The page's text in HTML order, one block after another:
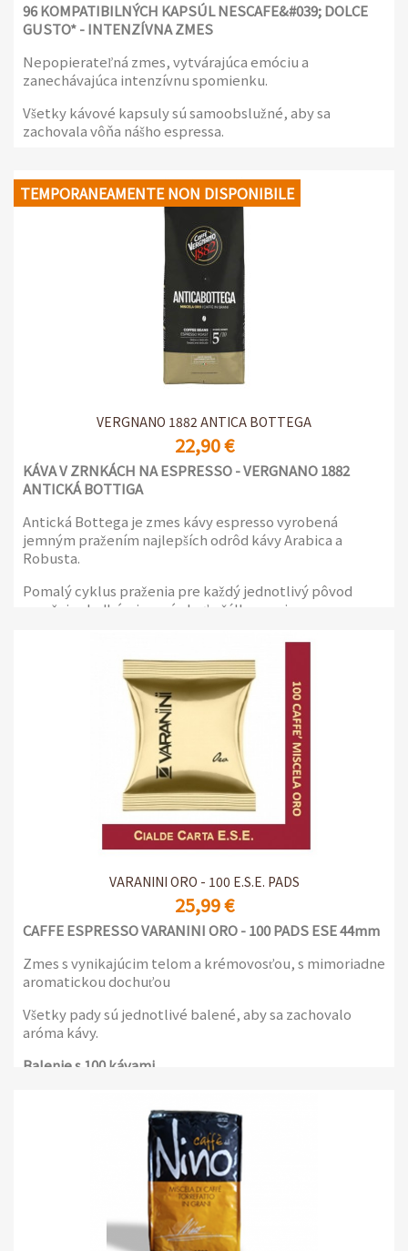
96 KOMPATIBILNÝCH KAPSÚL NESCAFE&#039; DOLCE
GUSTO* - INTENZÍVNA ZMES
Nepopierateľná zmes, vytvárajúca emóciu a
zanechávajúca intenzívnu spomienku.
Všetky kávové kapsuly sú samoobslužné, aby sa
zachovala vôňa nášho espressa.
ako v kancelárii, vďaka novej línii kávy v kapsulách a
podložkách, vytvorených tak, aby dosiahli maximálnu
arómu a jedinečnú chuť, ktorá vyznačuje kávu Varanini
VERGNANO 1882 ANTICA BOTTEGA
22,90 €
KÁVA V ZRNKÁCH NA ESPRESSO - VERGNANO 1882
ANTICKÁ BOTTIGA
Antická Bottega je zmes kávy espresso vyrobená
jemným pražením najlepších odrôd kávy Arabica a
Robusta.
Pomalý cyklus praženia pre každý jednotlivý pôvod
zaručuje sladkú a jemnú chuť v šálke, s miernou
korenistými tónmi. Výsledkom je káva vyššej kvality, s
jemnou chuťou, lákavou arómou a vysokou
TEMPORANEAMENTE NON DISPONIBILE
VARANINI ORO - 100 E.S.E. PADS
25,99 €
CAFFE ESPRESSO VARANINI ORO -100 PADS ESE 44mm
Zmes s vynikajúcim telom a krémovosťou, s mimoriadne
aromatickou dochuťou
Všetky pady sú jednotlivé balené, aby sa zachovalo
aróma kávy.
Balenie s 100 kávami